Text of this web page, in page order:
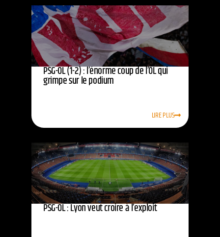
PSG-OL (1-2) : l’énorme coup de l’OL qui
grimpe sur le podium
LIRE PLUS
PSG-OL : Lyon veut croire à l’exploit